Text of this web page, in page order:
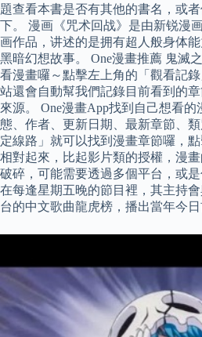
題查看本書是否有其他的書名，或
下。 漫画《咒术回战》是由新锐漫
画作品，讲述的是拥有超人般身体
黑暗幻想故事。 One漫畫推薦 鬼滅
看漫畫囉～點擊左上角的「觀看記
站還會自動幫我們記錄目前看到的
來源。 One漫畫App找到自己想看
態、作者、更新日期、最新章節、
定線路」就可以找到漫畫章節囉，
相對起來，比起影片類的授權，漫
破碎，可能需要透過多個平台，或
在每逢星期五晚的節目裡，其主持
台的中文歌曲龍虎榜，播出當年今日